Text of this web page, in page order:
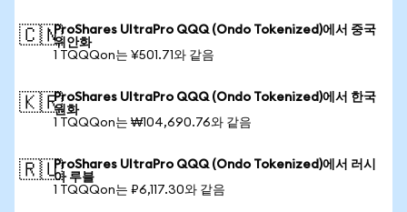
🇨🇳ProShares UltraPro QQQ (Ondo Tokenized)에서 중국
위안화
1 TQQQon는 ¥501.71와 같음
🇰🇷ProShares UltraPro QQQ (Ondo Tokenized)에서 한국
원화
1 TQQQon는 ₩104,690.76와 같음
🇷🇺ProShares UltraPro QQQ (Ondo Tokenized)에서 러시
아 루블
1 TQQQon는 ₽6,117.30와 같음